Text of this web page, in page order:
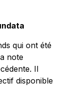
qui ont été
note
Il
disponible